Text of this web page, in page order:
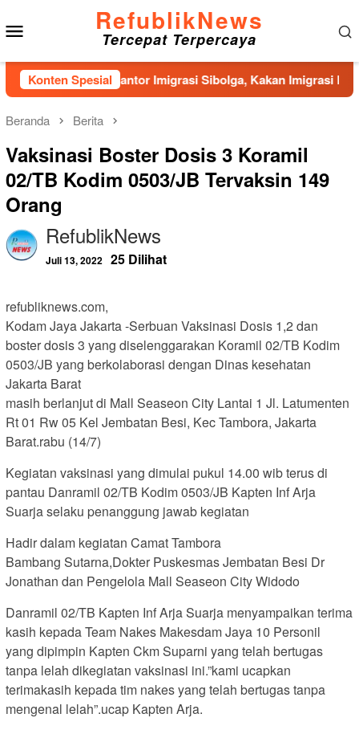
ke
konten
RefublikNews
Tercepat Terpercaya
Konten SpesialKantor Imigrasi Sibolga, Kakan Imigrasi Kelas II
Beranda Berita
Vaksinasi Boster Dosis 3 Koramil
02/TB Kodim 0503/JB Tervaksin 149
Orang
RefublikNews
Juli 13, 2022 25 Dilihat
refubliknews.com,
Kodam Jaya Jakarta -Serbuan Vaksinasi Dosis 1,2 dan
boster dosis 3 yang diselenggarakan Koramil 02/TB Kodim
0503/JB yang berkolaborasi dengan Dinas kesehatan
Jakarta Barat
masih berlanjut di Mall Seaseon City Lantai 1 Jl. Latumenten
Rt 01 Rw 05 Kel Jembatan Besi, Kec Tambora, Jakarta
Barat.rabu (14/7)
Kegiatan vaksinasi yang dimulai pukul 14.00 wib terus di
pantau Danramil 02/TB Kodim 0503/JB Kapten Inf Arja
Suarja selaku penanggung jawab kegiatan
Hadir dalam kegiatan Camat Tambora
Bambang Sutarna,Dokter Puskesmas Jembatan Besi Dr
Jonathan dan Pengelola Mall Seaseon City Widodo
Danramil 02/TB Kapten Inf Arja Suarja menyampaikan terima
kasih kepada Team Nakes Makesdam Jaya 10 Personil
yang dipimpin Kapten Ckm Suparni yang telah bertugas
tanpa lelah dikegiatan vaksinasi ini.”kami ucapkan
terimakasih kepada tim nakes yang telah bertugas tanpa
mengenal lelah”.ucap Kapten Arja.